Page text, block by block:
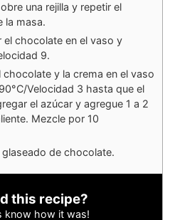
una rejilla y repetir el
la masa.
el chocolate en el vaso y
9.
chocolate y la crema en el vaso
Velocidad 3 hasta que el
el azúcar y agregue 1 a 2
Mezcle por 10
de chocolate.
this recipe?
know how it was!